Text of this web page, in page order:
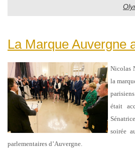
La Marque Auvergne
Nicolas
la
était
soirée
parlementaires d’Auvergne.